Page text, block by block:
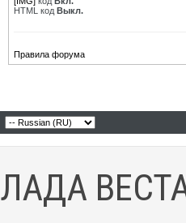
HTML код Выкл.
Правила форума
ЛАДА ВЕСТА